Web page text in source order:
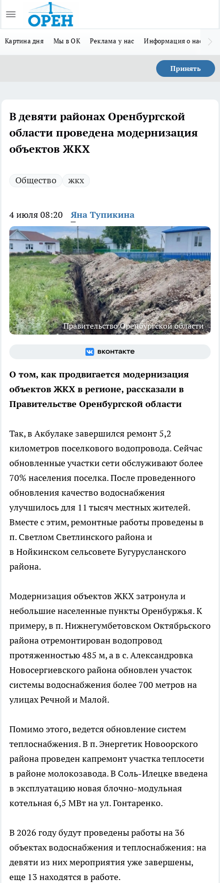
Картина дня Мы в ОК Реклама у нас Информация о нас
Принять
В девяти районах Оренбургской
области проведена модернизация
объектов ЖКХ
Общество жкх
4 июля 08:20 Яна Тупикина
Правительство Оренбургской области
О том, как продвигается модернизация
объектов ЖКХ в регионе, рассказали в
Правительстве Оренбургской области
Так, в Акбулаке завершился ремонт 5,2
километров поселкового водопровода. Сейчас
обновленные участки сети обслуживают более
70% населения поселка. После проведенного
обновления качество водоснабжения
улучшилось для 11 тысяч местных жителей.
Вместе с этим, ремонтные работы проведены в
п. Светлом Светлинского района и
в Нойкинском сельсовете Бугурусланского
района.
Модернизация объектов ЖКХ затронула и
небольшие населенные пункты Оренбуржья. К
примеру, в п. Нижнегумбетовском Октябрьского
района отремонтирован водопровод
протяженностью 485 м, а в с. Александровка
Новосергиевского района обновлен участок
системы водоснабжения более 700 метров на
улицах Речной и Малой.
Помимо этого, ведется обновление систем
теплоснабжения. В п. Энергетик Новоорского
района проведен капремонт участка теплосети
в районе молокозавода. В Соль-Илецке введена
в эксплуатацию новая блочно-модульная
котельная 6,5 МВт на ул. Гонтаренко.
В 2026 году будут проведены работы на 36
объектах водоснабжения и теплоснабжения: на
девяти из них мероприятия уже завершены,
еще 13 находятся в работе.